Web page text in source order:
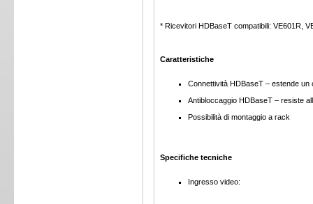
* Ricevitori HDBaseT compatibili: VE601R,
Caratteristiche
Connettività HDBaseT – estende
Antibloccaggio HDBaseT – resiste
Possibilità di montaggio a rack
Specifiche tecniche
Ingresso video: